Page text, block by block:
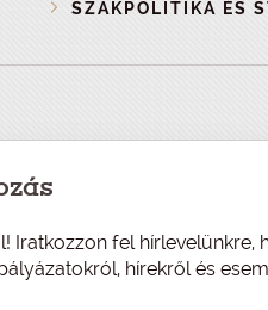
SZAKPOLITIKA ÉS
Iratkozzon fel
hírekről és